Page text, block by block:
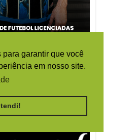
para garantir que você
em nosso site.